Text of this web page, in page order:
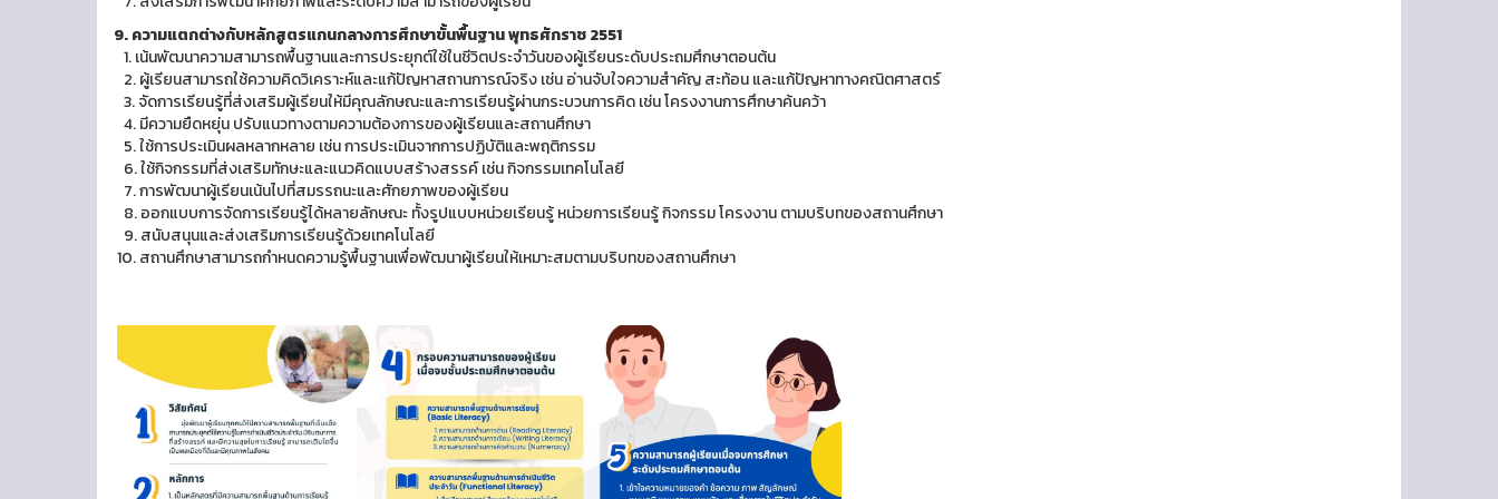
9. ความแตกต่างกับหลักสูตรแกนกลางการศึกษาขั้นพื้นฐาน พุทธศักราช 2551
1. เน้นพัฒนาความสามารถพื้นฐานและการประยุกต์ใช้ในชีวิตประจำวันของผู้เรียนระดับประถมศึกษาตอนต้น
2. ผู้เรียนสามารถใช้ความคิดวิเคราะห์และแก้ปัญหาสถานการณ์จริง เช่น อ่านจับใจความสำคัญ สะท้อน และแก้ปัญหาทางคณิตศาสตร์
3. จัดการเรียนรู้ที่ส่งเสริมผู้เรียนให้มีคุณลักษณะและการเรียนรู้ผ่านกระบวนการคิด เช่น โครงงานการศึกษาค้นคว้า
4. มีความยืดหยุ่น ปรับแนวทางตามความต้องการของผู้เรียนและสถานศึกษา
5. ใช้การประเมินผลหลากหลาย เช่น การประเมินจากการปฏิบัติและพฤติกรรม
6. ใช้กิจกรรมที่ส่งเสริมทักษะและแนวคิดแบบสร้างสรรค์ เช่น กิจกรรมเทคโนโลยี
7. การพัฒนาผู้เรียนเน้นไปที่สมรรถนะและศักยภาพของผู้เรียน
8. ออกแบบการจัดการเรียนรู้ได้หลายลักษณะ ทั้งรูปแบบหน่วยเรียนรู้ หน่วยการเรียนรู้ กิจกรรม โครงงาน ตามบริบทของสถานศึกษา
9. สนับสนุนและส่งเสริมการเรียนรู้ด้วยเทคโนโลยี
10. สถานศึกษาสามารถกำหนดความรู้พื้นฐานเพื่อพัฒนาผู้เรียนให้เหมาะสมตามบริบทของสถานศึกษา